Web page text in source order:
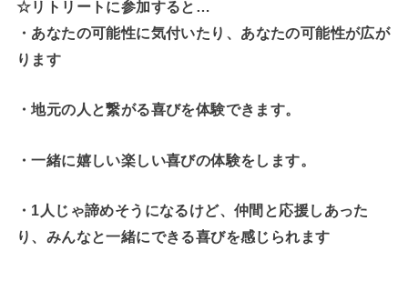
☆リトリートに参加すると…
・ あなたの可能性に気付いたり、あなたの可能性が広が
ります
・地元の人と繋がる喜びを体験できます。
・一緒に嬉しい楽しい喜びの体験をします。
・1人じゃ諦めそうになるけど、仲間と応援しあった
り、みんなと一緒にできる喜びを感じられます